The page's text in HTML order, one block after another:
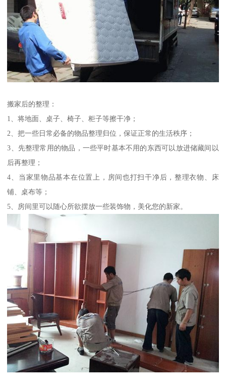
搬家后的整理：
1、将地面、桌子、椅子、柜子等擦干净；
2、把一些日常必备的物品整理归位，保证正常的生活秩序；
3、先整理常用的物品，一些平时基本不用的东西可以放进储藏间以
后再整理；
4、当家里物品基本在位置上，房间也打扫干净后，整理衣物、床
铺、桌布等；
5、房间里可以随心所欲摆放一些装饰物，美化您的新家。